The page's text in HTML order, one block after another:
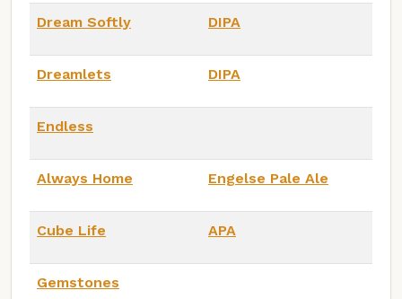
Dream Softly DIPA
Dreamlets DIPA
Endless
Always Home Engelse Pale Ale
Cube Life APA
Gemstones